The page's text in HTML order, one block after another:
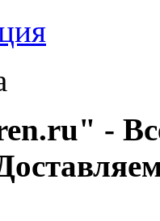
-